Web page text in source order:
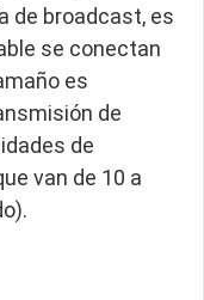
de broadcast, es
se conectan
es
de
de
van de 10 a